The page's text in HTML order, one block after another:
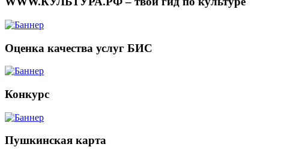
Оценка качества услуг БИС
Конкурс
Пушкинская карта